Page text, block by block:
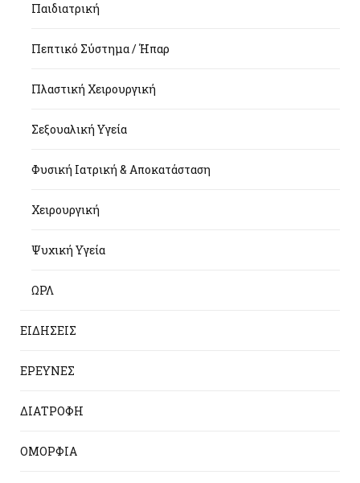
Παιδιατρική
Πεπτικό Σύστημα / Ήπαρ
Πλαστική Χειρουργική
Σεξουαλική Υγεία
Φυσική Ιατρική & Αποκατάσταση
Χειρουργική
Ψυχική Υγεία
ΩΡΛ
ΕΙΔΗΣΕΙΣ
ΕΡΕΥΝΕΣ
ΔΙΑΤΡΟΦΗ
ΟΜΟΡΦΙΑ